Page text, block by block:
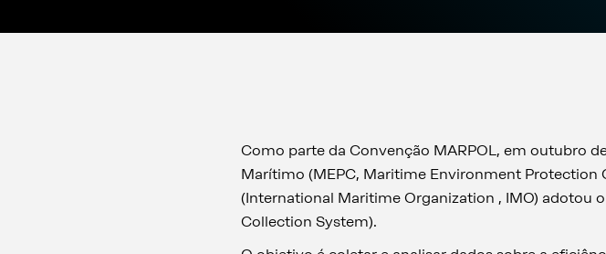
Como parte da Convenção MARPOL, em outubro
Marítimo (MEPC, Maritime Environment
(International Maritime Organization , IMO) adotou
Collection System).